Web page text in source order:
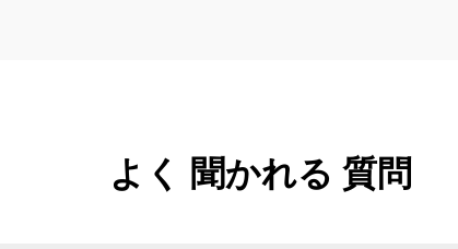
よく 聞かれる 質問